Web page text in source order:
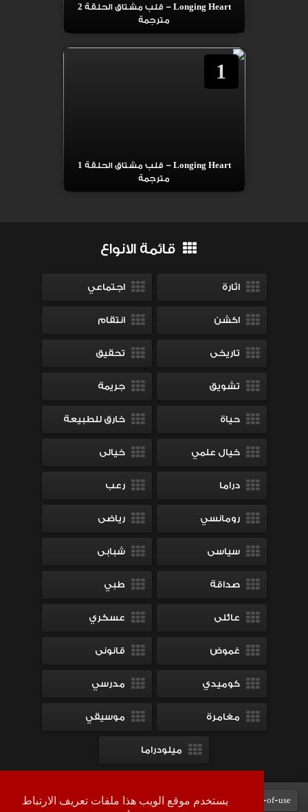
يستخدم موقع الويب هذا ملفات تعريف الارتباط
Longing Heart – قلب مشتاق الحلقة 2
مترجمة
1
Longing Heart – قلب مشتاق الحلقة 1
مترجمة
قائمة الانواع
اثارة اجتماعي
اكشن انتقام
تاريخى تحقيق
تشويق جريمة
حياة خارق للطبيعة
خيال علمي خيالى
دراما رعب
رومانسي رياضى
سياسى شبابى
صداقة طبي
عائلى عسكري
غموض قانونى
كوميدي مدرسي
مغامرة موسيقي
ميلودراما
Terms-of-use
DMCA
contact-us سياسة الخصوصية